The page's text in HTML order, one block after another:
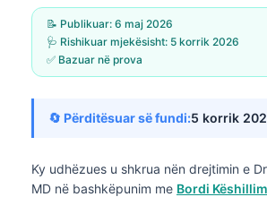
📝 Publikuar: 6 maj 2026
🩺 Rishikuar mjekësisht: 5 korrik 2026
✅ Bazuar në prova
🔄 Përditësuar së fundi:5 korrik
Ky udhëzues u shkrua nën drejtimin e
MD në bashkëpunim me Bordi